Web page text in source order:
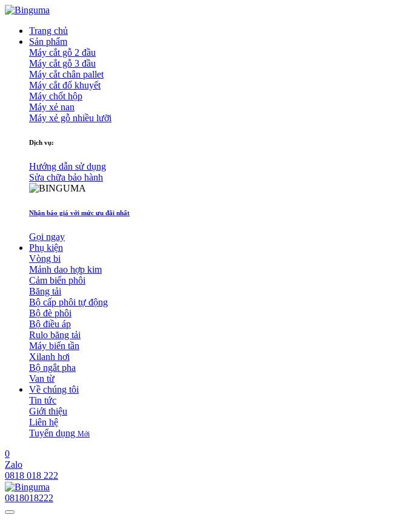
Trang chủ
Sản phẩm
Máy cắt gỗ 2 đầu
Máy cắt gỗ 3 đầu
Máy cắt chân pallet
Máy cắt đố khuyết
Máy chốt hộp
Máy xẻ nan
Máy xẻ gỗ nhiều lưỡi
Dịch vụ:
Hướng dẫn sử dụng
Sửa chữa bảo hành
Nhận báo giá với mức ưu đãi nhất
Gọi ngay
Phụ kiện
Vòng bi
Mảnh dao hợp kim
Cảm biến phôi
Băng tải
Bộ cấp phôi tự động
Bộ đè phôi
Bộ điều áp
Rulo băng tải
Máy biến tần
Xilanh hơi
Bộ ngắt pha
Van từ
Về chúng tôi
Tin tức
Giới thiệu
Liên hệ
Tuyển dụng Mới
0
Zalo
0818 018 222
0818018222